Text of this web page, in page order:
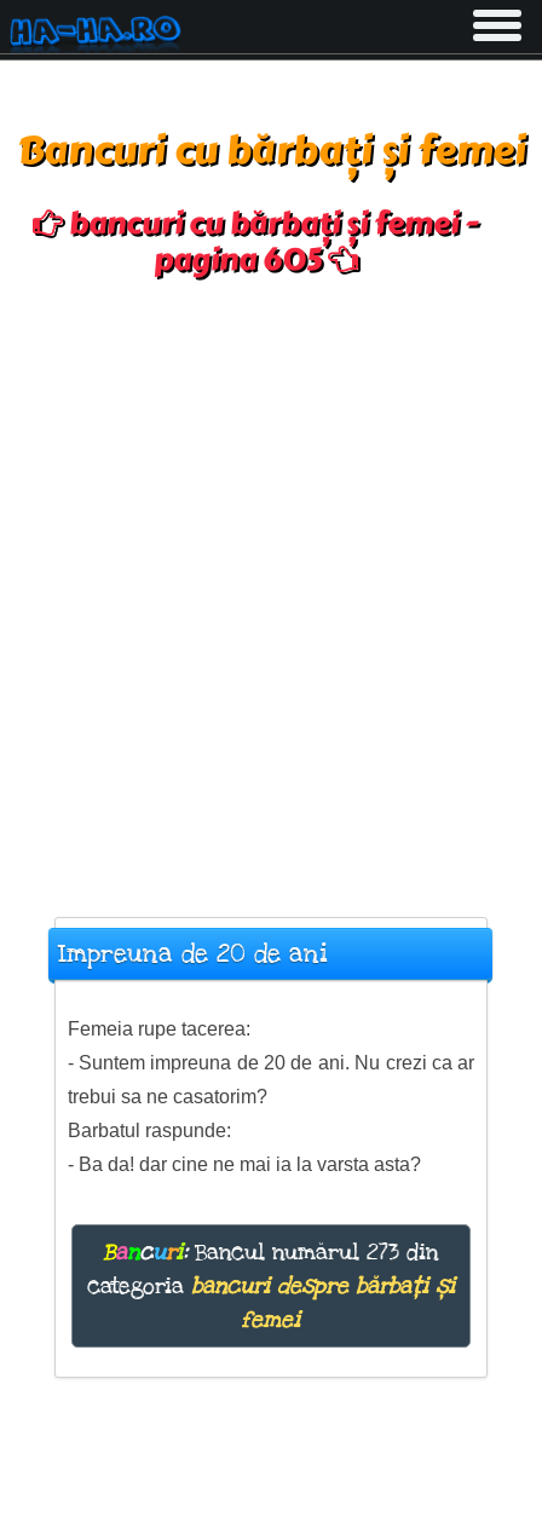
Toggle
Bancuri cu bărbați și femei
bancuri cu bărbați și femei -
pagina 605
Impreuna de 20 de ani
Femeia rupe tacerea:
- Suntem impreuna de 20 de ani. Nu crezi ca ar
trebui sa ne casatorim?
Barbatul raspunde:
- Ba da! dar cine ne mai ia la varsta asta?
Bancuri:Bancul numărul 273 din
categoria bancuri despre bărbați și
femei